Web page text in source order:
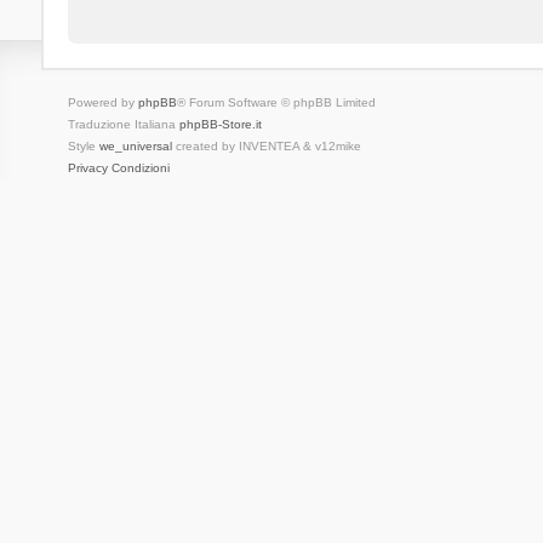
Powered by phpBB® Forum Software © phpBB Limited
Traduzione Italiana phpBB-Store.it
Style we_universalcreated by INVENTEA & v12mike
Privacy Condizioni